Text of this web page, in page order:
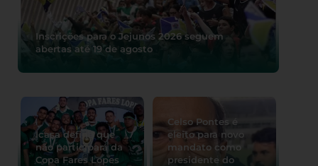
Inscrições para o Jejunos 2026 seguem
abertas até 19 de agosto
Icasa define que
não participará da
Copa Fares Lopes
Celso Pontes é
eleito para novo
mandato como
presidente do